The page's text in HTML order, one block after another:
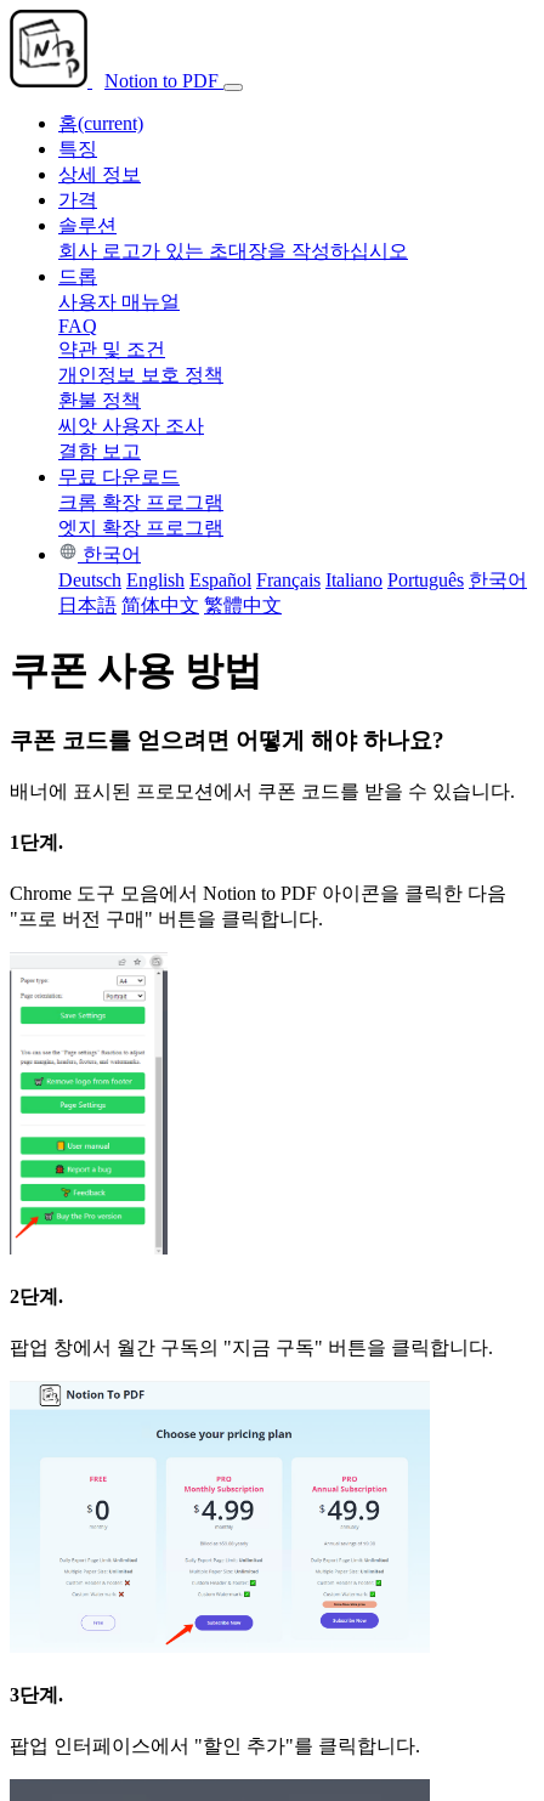
Notion to PDF
홈(current)
특징
상세 정보
가격
솔루션
회사 로고가 있는 초대장을 작성하십시오
드롭
사용자 매뉴얼
FAQ
약관 및 조건
개인정보 보호 정책
환불 정책
씨앗 사용자 조사
결함 보고
무료 다운로드
크롬 확장 프로그램
엣지 확장 프로그램
한국어
Deutsch English Español Français Italiano Português 한국어
日本語 简体中文 繁體中文
쿠폰 사용 방법
쿠폰 코드를 얻으려면 어떻게 해야 하나요?
배너에 표시된 프로모션에서 쿠폰 코드를 받을 수 있습니다.
1단계.
Chrome 도구 모음에서 Notion to PDF 아이콘을 클릭한 다음
"프로 버전 구매" 버튼을 클릭합니다.
2단계.
팝업 창에서 월간 구독의 "지금 구독" 버튼을 클릭합니다.
3단계.
팝업 인터페이스에서 "할인 추가"를 클릭합니다.